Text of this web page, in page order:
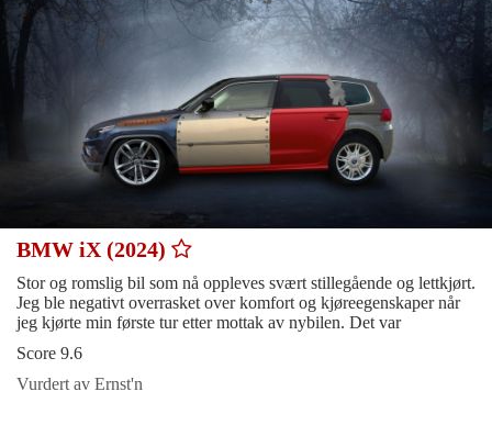
BMW iX (2024)
Stor og romslig bil som nå oppleves svært stillegående og lettkjørt.
Jeg ble negativt overrasket over komfort og kjøreegenskaper når
jeg kjørte min første tur etter mottak av nybilen. Det var
Score 9.6
Vurdert av Ernst'n